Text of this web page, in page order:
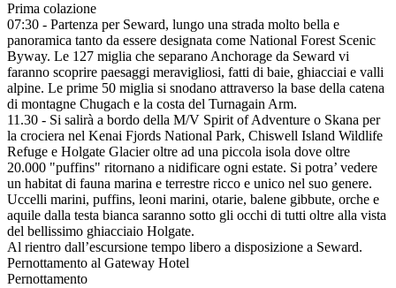
Prima colazione
07:30 - Partenza per Seward, lungo una strada molto bella e
panoramica tanto da essere designata come National Forest Scenic
Byway. Le 127 miglia che separano Anchorage da Seward vi
faranno scoprire paesaggi meravigliosi, fatti di baie, ghiacciai e valli
alpine. Le prime 50 miglia si snodano attraverso la base della catena
di montagne Chugach e la costa del Turnagain Arm.
11.30 - Si salirà a bordo della M/V Spirit of Adventure o Skana per
la crociera nel Kenai Fjords National Park, Chiswell Island Wildlife
Refuge e Holgate Glacier oltre ad una piccola isola dove oltre
20.000 "puffins" ritornano a nidificare ogni estate. Si potra’ vedere
un habitat di fauna marina e terrestre ricco e unico nel suo genere.
Uccelli marini, puffins, leoni marini, otarie, balene gibbute, orche e
aquile dalla testa bianca saranno sotto gli occhi di tutti oltre alla vista
del bellissimo ghiacciaio Holgate.
Al rientro dall’escursione tempo libero a disposizione a Seward.
Pernottamento al Gateway Hotel
Pernottamento